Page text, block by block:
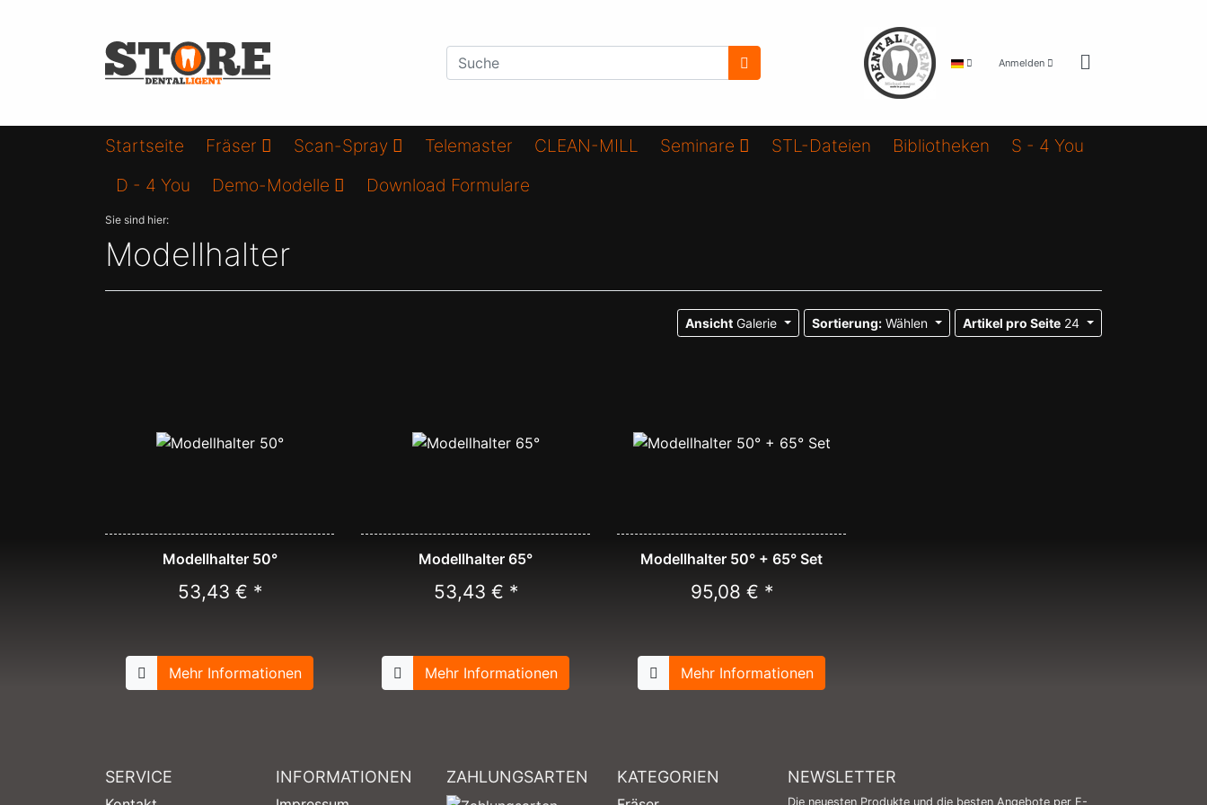
Anmelden
Startseite Fräser Scan-Spray Telemaster CLEAN-MILL Seminare STL-Dateien Bibliotheken
S - 4 You
D - 4 You
Demo-Modelle Download Formulare
Sie sind hier:
Modellhalter
Ansicht Galerie Sortierung: Wählen Artikel pro Seite 24
Modellhalter 50°
53,43 € *
Mehr Informationen
Modellhalter 65°
53,43 € *
Mehr Informationen
Modellhalter 50° + 65° Set
95,08 € *
Mehr Informationen
SERVICE INFORMATIONEN ZAHLUNGSARTEN KATEGORIEN NEWSLETTER
Die neuesten Produkte und die besten Angebote per E-